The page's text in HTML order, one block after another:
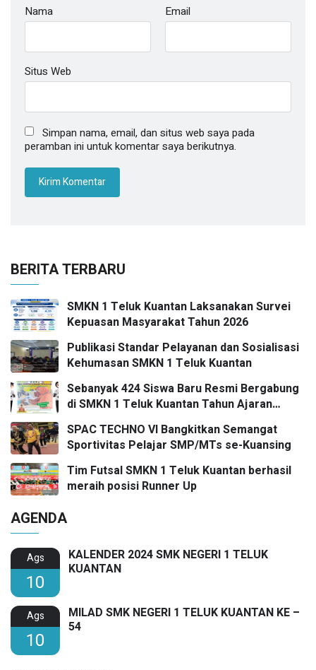
Nama Email
Situs Web
Simpan nama, email, dan situs web saya pada
peramban ini untuk komentar saya berikutnya.
BERITA TERBARU
SMKN 1 Teluk Kuantan Laksanakan Survei
Kepuasan Masyarakat Tahun 2026
Publikasi Standar Pelayanan dan Sosialisasi
Kehumasan SMKN 1 Teluk Kuantan
Sebanyak 424 Siswa Baru Resmi Bergabung
di SMKN 1 Teluk Kuantan Tahun Ajaran
SPAC TECHNO VI Bangkitkan Semangat
Sportivitas Pelajar SMP/MTs se-Kuansing
Tim Futsal SMKN 1 Teluk Kuantan berhasil
meraih posisi Runner Up
AGENDA
Ags
10
KALENDER 2024 SMK NEGERI 1 TELUK
KUANTAN
Ags
10
MILAD SMK NEGERI 1 TELUK KUANTAN KE –
54